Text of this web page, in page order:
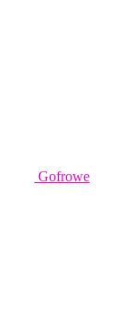
Gofrowe